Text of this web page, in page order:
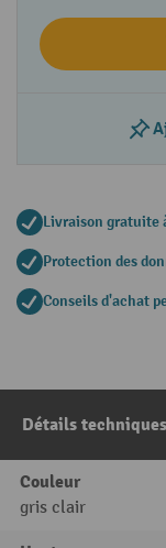
Livraison gratuite
Protection des
Conseils d'achat
Détails techniques
Couleur
gris clair